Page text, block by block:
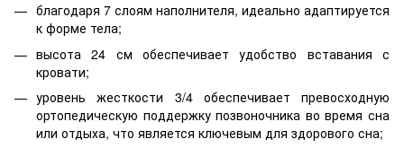
благодаря 7 слоям наполнителя, идеально адаптируется
к форме тела;
высота 24 см обеспечивает удобство вставания с
кровати;
уровень жесткости 3/4 обеспечивает превосходную
ортопедическую поддержку позвоночника во время сна
или отдыха, что является ключевым для здорового сна;